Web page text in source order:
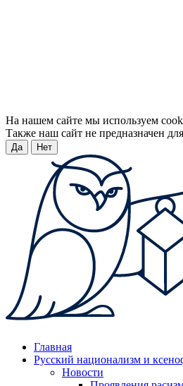
На нашем сайте мы используем
Также наш сайт не предназначен
Да Нет
Главная
Русский национализм и
Новости